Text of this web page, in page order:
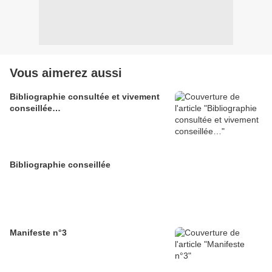
Vous aimerez aussi
Bibliographie consultée et vivement
conseillée…
Bibliographie conseillée
Manifeste n°3